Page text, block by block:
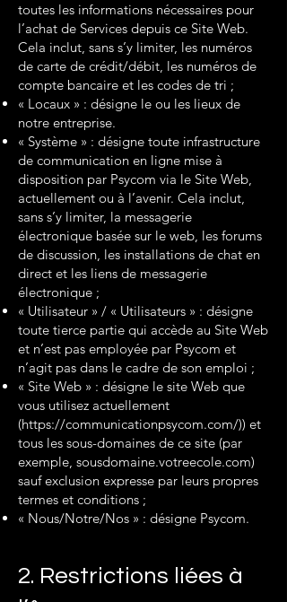
toutes les informations nécessaires pour
l’achat de Services depuis ce Site Web.
Cela inclut, sans s’y limiter, les numéros
de carte de crédit/débit, les numéros de
compte bancaire et les codes de tri ;
« Locaux » : désigne le ou les lieux de
notre entreprise.
« Système » : désigne toute infrastructure
de communication en ligne mise à
disposition par Psycom via le Site Web,
actuellement ou à l’avenir. Cela inclut,
sans s’y limiter, la messagerie
électronique basée sur le web, les forums
de discussion, les installations de chat en
direct et les liens de messagerie
électronique ;
« Utilisateur » / « Utilisateurs » : désigne
toute tierce partie qui accède au Site Web
et n’est pas employée par Psycom et
n’agit pas dans le cadre de son emploi ;
« Site Web » : désigne le site Web que
vous utilisez actuellement
(https://communicationpsycom.com/)) et
tous les sous-domaines de ce site (par
exemple, sousdomaine.votreecole.com)
sauf exclusion expresse par leurs propres
termes et conditions ;
« Nous/Notre/Nos » : désigne Psycom.
2. Restrictions liées à